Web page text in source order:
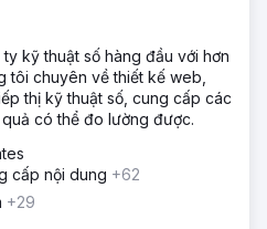
kỹ thuật số hàng đầu với hơn
tôi chuyên về thiết kế web,
thị kỹ thuật số, cung cấp các
có thể đo lường được.
cấp nội dung +62
+29